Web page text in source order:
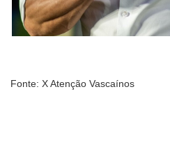
Fonte: X Atenção Vascaínos